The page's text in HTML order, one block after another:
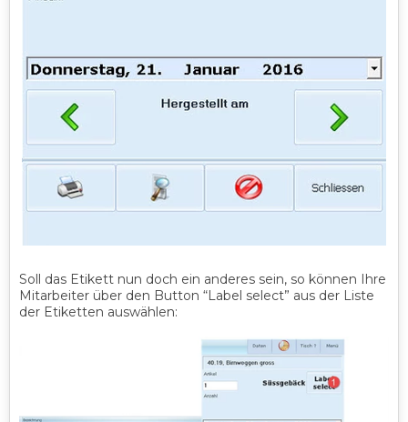
Soll das Etikett nun doch ein anderes sein, so können Ihre
Mitarbeiter über den Button “Label select” aus der Liste
der Etiketten auswählen: